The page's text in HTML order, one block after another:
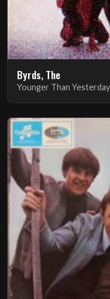
Byrds, The
Younger Than Yesterday